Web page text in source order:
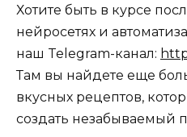
Хотите быть в курсе
нейросетях и
наш Telegram-канал:
Там вы найдете еще
вкусных рецептов,
создать незабываемый